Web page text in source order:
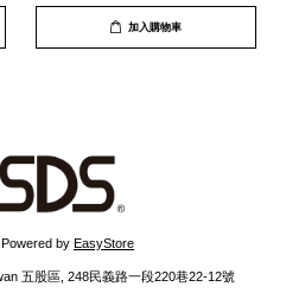
加入購物車
by EasyStore
五股區, 248民義路一段220巷22-12號